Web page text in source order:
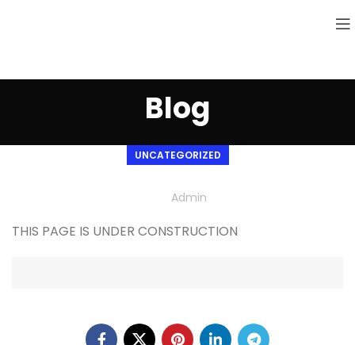
Blog
UNCATEGORIZED
Admin
THIS PAGE IS UNDER CONSTRUCTION